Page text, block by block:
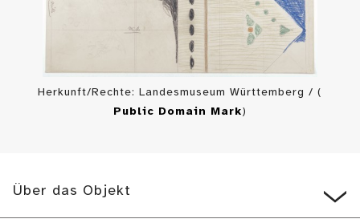
Herkunft/Rechte: Landesmuseum Württemberg / (
Public Domain Mark)
Über das Objekt